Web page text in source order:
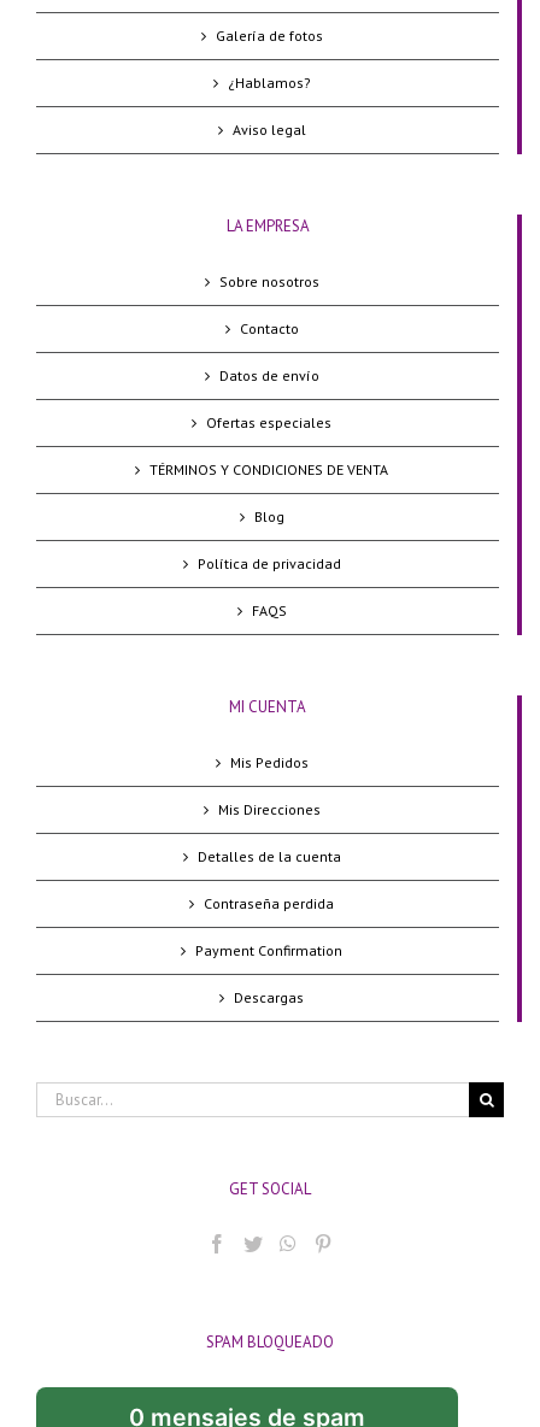
Galería de fotos
¿Hablamos?
Aviso legal
LA EMPRESA
Sobre nosotros
Contacto
Datos de envío
Ofertas especiales
TÉRMINOS Y CONDICIONES DE VENTA
Blog
Política de privacidad
FAQS
MI CUENTA
Mis Pedidos
Mis Direcciones
Detalles de la cuenta
Contraseña perdida
Payment Confirmation
Descargas
Buscar:
GET SOCIAL
SPAM BLOQUEADO
0 mensajes de spam